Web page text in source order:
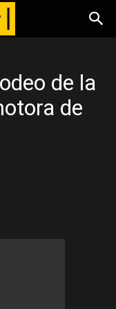
de la
de